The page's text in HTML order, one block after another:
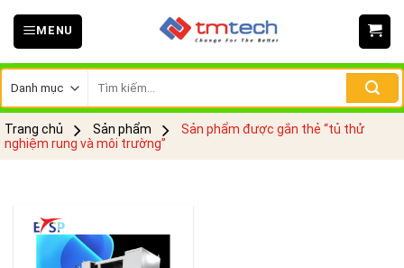
Skip
MENU
kiếm:
Trang chủ Sản phẩm
Sản phẩm được gắn thẻ “tủ thử
nghiệm rung và môi trường”